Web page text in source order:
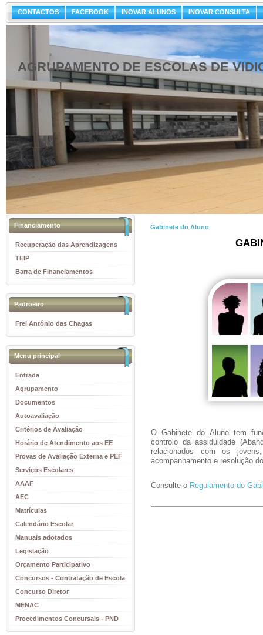
CONTACTOS FACEBOOK INOVAR ALUNOS INOVAR CONSULTA
AGRUPAMENTO DE ESCOLAS DE
Financiamento
Recuperação das Aprendizagens
TEIP
Barra de Financiamentos
Padroeiro
Frei António das Chagas
Menu principal
Entrada
Agrupamento
Documentos
Autoavaliação
Critérios de Avaliação
Horário de Atendimento aos EE
Provas de Avaliação Externa e PEF
Serviços Escolares
AAAF
AEC
Matrículas
Calendário Escolar
Manuais adotados
Legislação
Orçamento Participativo
Concursos - Contratação de Escola
Concurso Diretor
MENAC
Procedimentos Concursais - PND
Gabinete do Aluno
O Gabinete do Aluno tem
controlo da assiduidade
relacionados com os
acompanhamento e resolução
Consulte o Regulamento do